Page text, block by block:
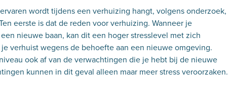
wordt tijdens een verhuizing hangt, volgens onderzoek,
eerste is dat de reden voor verhuizing. Wanneer je
nieuwe baan, kan dit een hoger stresslevel met zich
verhuist wegens de behoefte aan een nieuwe omgeving.
ook af van de verwachtingen die je hebt bij de nieuwe
kunnen in dit geval alleen maar meer stress veroorzaken.